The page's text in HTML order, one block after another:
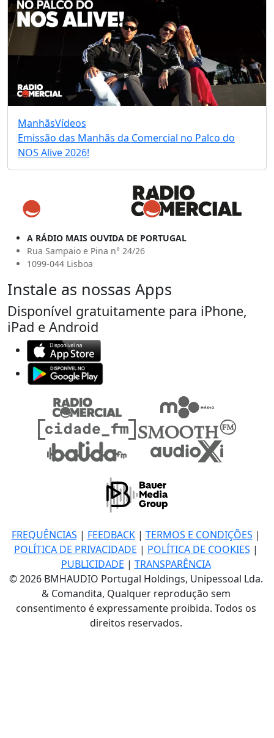
ManhãsVídeos
Emissão das Manhãs da Comercial no Palco do
NOS Alive 2026!
A RÁDIO MAIS OUVIDA DE PORTUGAL
Rua Sampaio e Pina n° 24/26
1099-044 Lisboa
Instale as nossas Apps
Disponível gratuitamente para iPhone,
iPad e Android
FREQUÊNCIAS | FEEDBACK| TERMOS E CONDIÇÕES |
POLÍTICA DE PRIVACIDADE | POLÍTICA DE COOKIES |
PUBLICIDADE | TRANSPARÊNCIA
© 2026 BMHAUDIO Portugal Holdings, Unipessoal Lda.
& Comandita, Qualquer reprodução sem
consentimento é expressamente proibida. Todos os
direitos reservados.